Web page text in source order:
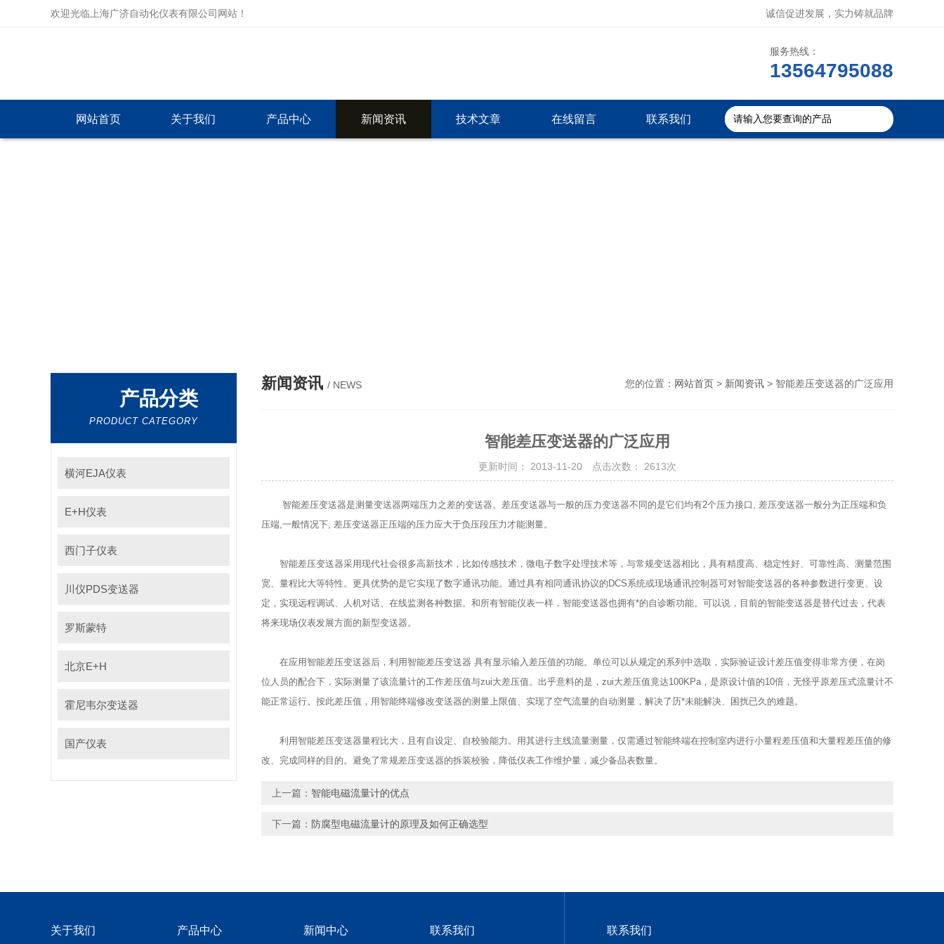
欢迎光临上海广济自动化仪表有限公司网站！ 诚信促进发展，实力铸就品牌
服务热线：
13564795088
网站首页 关于我们 产品中心 新闻资讯 技术文章 在线留言 联系我们
产品分类
PRODUCT CATEGORY
横河EJA仪表
E+H仪表
西门子仪表
川仪PDS变送器
罗斯蒙特
北京E+H
霍尼韦尔变送器
国产仪表
新闻资讯 / NEWS 您的位置： 网站首页 > 新闻资讯 > 智能差压变送器的广泛应用
智能差压变送器的广泛应用
更新时间： 2013-11-20 点击次数： 2613次
智能差压变送器是测量变送器两端压力之差的变送器。差压变送器与一般的压力变送器不同的是它们均有2个压力接口, 差压变送器一般分为正压端和负
压端,一般情况下, 差压变送器正压端的压力应大于负压段压力才能测量。
智能差压变送器采用现代社会很多高新技术，比如传感技术，微电子数字处理技术等，与常规变送器相比，具有精度高、稳定性好、可靠性高、测量范围
宽、量程比大等特性。更具优势的是它实现了数字通讯功能。通过具有相同通讯协议的DCS系统或现场通讯控制器可对智能变送器的各种参数进行变更、设
定，实现远程调试、人机对话、在线监测各种数据。和所有智能仪表一样，智能变送器也拥有*的自诊断功能。可以说，目前的智能变送器是替代过去，代表
将来现场仪表发展方面的新型变送器。
在应用智能差压变送器后，利用智能差压变送器 具有显示输入差压值的功能。单位可以从规定的系列中选取，实际验证设计差压值变得非常方便，在岗
位人员的配合下，实际测量了该流量计的工作差压值与zui大差压值。出乎意料的是，zui大差压值竟达100KPa，是原设计值的10倍，无怪乎原差压式流量计不
能正常运行。按此差压值，用智能终端修改变送器的测量上限值、实现了空气流量的自动测量，解决了历*未能解决、困扰已久的难题。
利用智能差压变送器量程比大，且有自设定、自校验能力。用其进行主线流量测量，仅需通过智能终端在控制室内进行小量程差压值和大量程差压值的修
改、完成同样的目的。避免了常规差压变送器的拆装校验，降低仪表工作维护量，减少备品表数量。
上一篇： 智能电磁流量计的优点
下一篇： 防腐型电磁流量计的原理及如何正确选型
关于我们 产品中心 新闻中心 联系我们 联系我们